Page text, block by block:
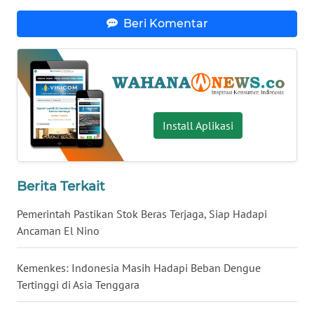
Beri Komentar
Install Aplikasi
Berita Terkait
Pemerintah Pastikan Stok Beras Terjaga, Siap Hadapi
Ancaman El Nino
Kemenkes: Indonesia Masih Hadapi Beban Dengue
Tertinggi di Asia Tenggara
BABEL
WN
SUMBAR
WN
SUMSEL
BENGKULU
WN
JATENG